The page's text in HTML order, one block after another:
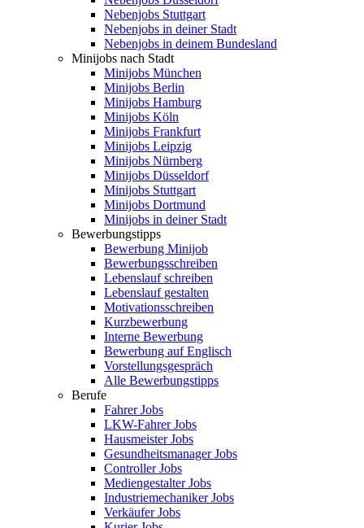
Nebenjobs Stuttgart
Nebenjobs in deiner Stadt
Nebenjobs in deinem Bundesland
Minijobs nach Stadt
Minijobs München
Minijobs Berlin
Minijobs Hamburg
Minijobs Köln
Minijobs Frankfurt
Minijobs Leipzig
Minijobs Nürnberg
Minijobs Düsseldorf
Minijobs Stuttgart
Minijobs Dortmund
Minijobs in deiner Stadt
Bewerbungstipps
Bewerbung Minijob
Bewerbungsschreiben
Lebenslauf schreiben
Lebenslauf gestalten
Motivationsschreiben
Kurzbewerbung
Interne Bewerbung
Bewerbung auf Englisch
Vorstellungsgespräch
Alle Bewerbungstipps
Berufe
Fahrer Jobs
LKW-Fahrer Jobs
Hausmeister Jobs
Gesundheitsmanager Jobs
Controller Jobs
Mediengestalter Jobs
Industriemechaniker Jobs
Verkäufer Jobs